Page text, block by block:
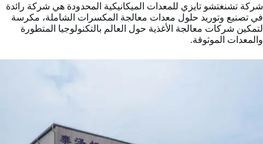
شركة تشنغتشو تايزي للمعدات الميكانيكية المحدودة هي شركة رائدة
في تصنيع وتوريد حلول معدات معالجة المكسرات الشاملة، مكرسة
لتمكين شركات معالجة الأغذية حول العالم بالتكنولوجيا المتطورة
والمعدات الموثوقة.